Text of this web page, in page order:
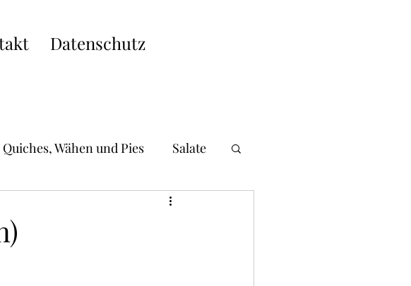
Datenschutz
Quiches, Wähen und Pies Salate
Dogs